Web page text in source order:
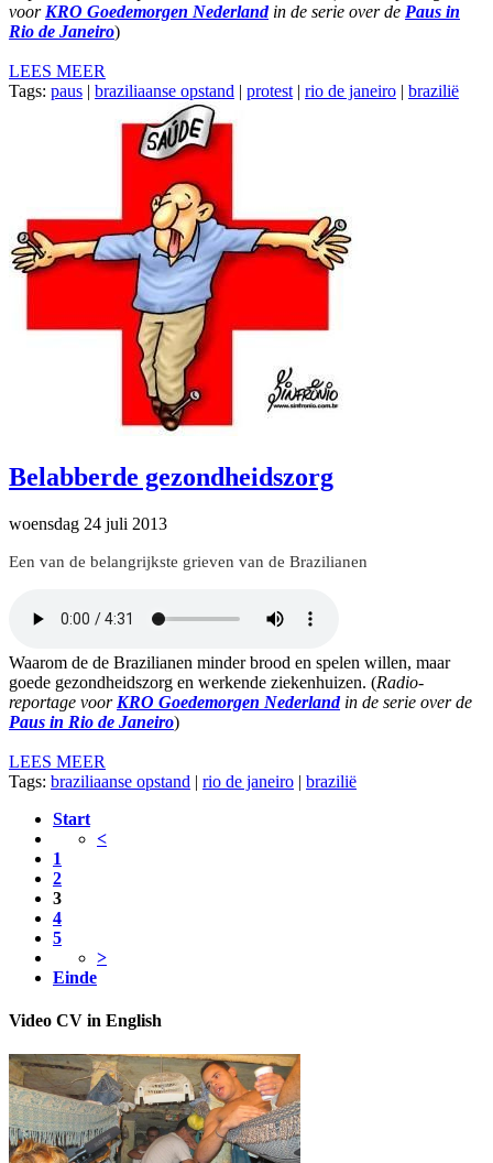
voor KRO Goedemorgen Nederlandin de serie over de Paus in
Rio de Janeiro)
LEES MEER
Tags: paus | braziliaanse opstand | protest | rio de janeiro | brazilië
Belabberde gezondheidszorg
woensdag 24 juli 2013
Een van de belangrijkste grieven van de Brazilianen
Waarom de de Brazilianen minder brood en spelen willen, maar
goede gezondheidszorg en werkende ziekenhuizen. (Radio-
reportage voor KRO Goedemorgen Nederlandin de serie over de
Paus in Rio de Janeiro)
LEES MEER
Tags: braziliaanse opstand | rio de janeiro | brazilië
Start
<
1
2
3
4
5
>
Einde
Video CV in English